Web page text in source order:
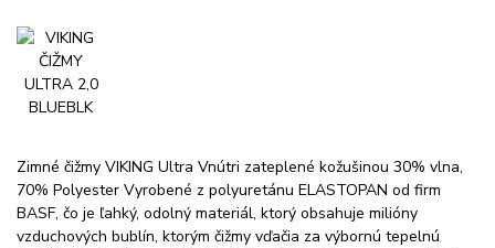
Zimné čižmy VIKING Ultra Vnútri zateplené kožušinou 30% vlna,
70% Polyester Vyrobené z polyuretánu ELASTOPAN od firm
BASF, čo je ľahký, odolný materiál, ktorý obsahuje milióny
vzduchových bublín, ktorým čižmy vďačia za výbornú tepelnú